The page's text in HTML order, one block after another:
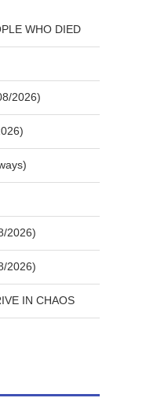
WHO DIED
2026)
2026)
2026)
IN CHAOS